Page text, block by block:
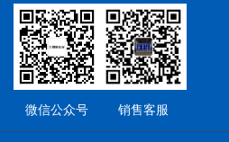
微信公众号 销售客服